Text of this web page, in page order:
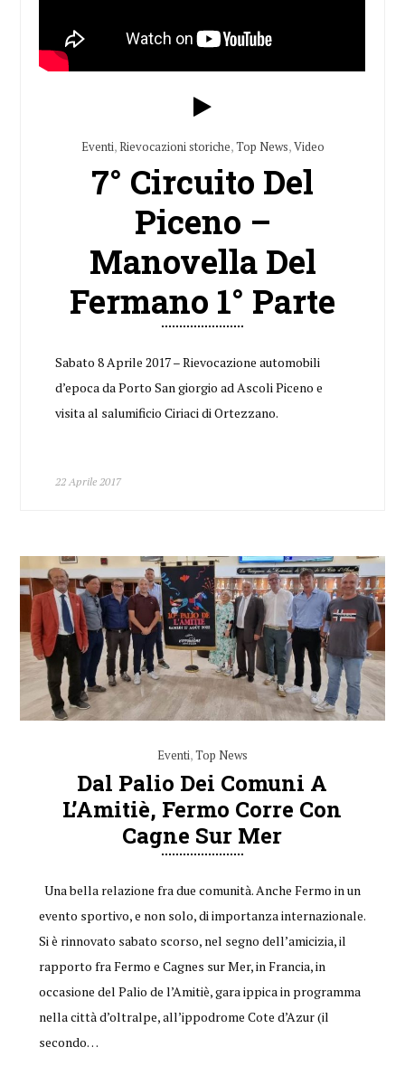
Eventi,Rievocazioni storiche,Top News,Video
7° Circuito Del
Piceno –
Manovella Del
Fermano 1° Parte
Sabato 8 Aprile 2017 – Rievocazione automobili
d’epoca da Porto San giorgio ad Ascoli Piceno e
visita al salumificio Ciriaci di Ortezzano.
22 Aprile 2017
Eventi,Top News
Dal Palio Dei Comuni A
L’Amitiè, Fermo Corre Con
Cagne Sur Mer
Una bella relazione fra due comunità. Anche Fermo in un
evento sportivo, e non solo, di importanza internazionale.
Si è rinnovato sabato scorso, nel segno dell’amicizia, il
rapporto fra Fermo e Cagnes sur Mer, in Francia, in
occasione del Palio de l’Amitiè, gara ippica in programma
nella città d’oltralpe, all’ippodrome Cote d’Azur (il
secondo…